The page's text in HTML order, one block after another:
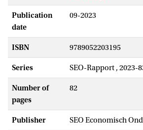
Publication
date
09-2023
ISBN 9789052203195
Series SEO-Rapport , 2023-
Number of
pages
82
Publisher SEO Economisch